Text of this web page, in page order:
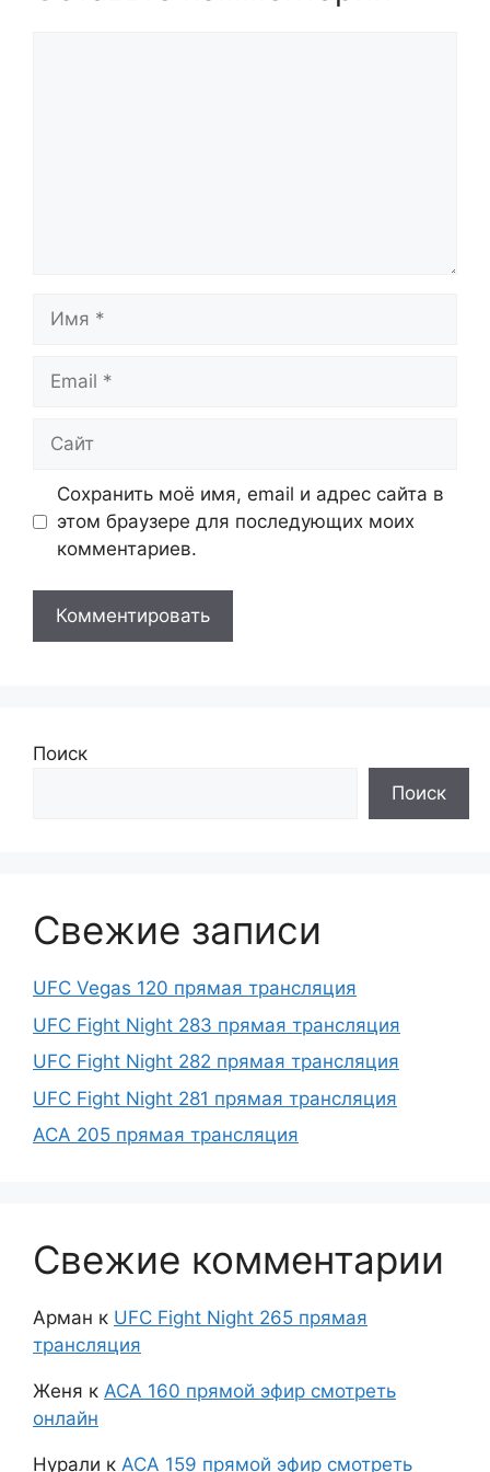
Сохранить моё имя, email и адрес сайта в
этом браузере для последующих моих
комментариев.
Поиск
Поиск
Свежие записи
UFC Vegas 120 прямая трансляция
UFC Fight Night 283 прямая трансляция
UFC Fight Night 282 прямая трансляция
UFC Fight Night 281 прямая трансляция
ACA 205 прямая трансляция
Свежие комментарии
Арман к UFC Fight Night 265 прямая
трансляция
Женя к АСА 160 прямой эфир смотреть
онлайн
Нурали к АСА 159 прямой эфир смотреть